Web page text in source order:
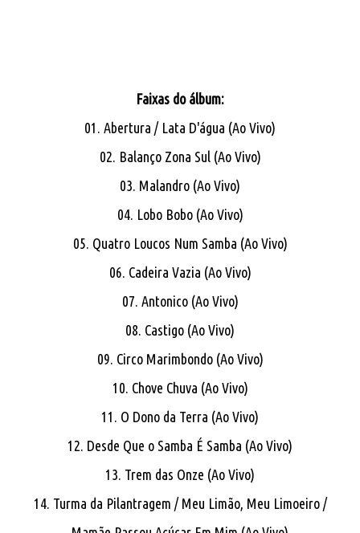
Faixas do álbum:
01. Abertura / Lata D'água (Ao Vivo)
02. Balanço Zona Sul (Ao Vivo)
03. Malandro (Ao Vivo)
04. Lobo Bobo (Ao Vivo)
05. Quatro Loucos Num Samba (Ao Vivo)
06. Cadeira Vazia (Ao Vivo)
07. Antonico (Ao Vivo)
08. Castigo (Ao Vivo)
09. Circo Marimbondo (Ao Vivo)
10. Chove Chuva (Ao Vivo)
11. O Dono da Terra (Ao Vivo)
12. Desde Que o Samba É Samba (Ao Vivo)
13. Trem das Onze (Ao Vivo)
14. Turma da Pilantragem / Meu Limão, Meu Limoeiro /